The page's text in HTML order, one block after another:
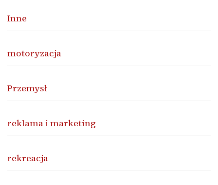
Inne
motoryzacja
Przemysł
reklama i marketing
rekreacja